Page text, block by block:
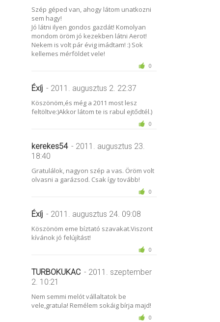
Szép géped van, ahogy látom unatkozni
sem hagy!
Jó látni ilyen gondos gazdát! Komolyan
mondom öröm jó kezekben látni Aerot!
Nekem is volt pár évig imádtam! :) Sok
kellemes mérföldet vele!
0
Éxíj - 2011. augusztus 2. 22:37
Köszönöm,és még a 2011 most lesz
feltöltve:)Akkor látom te is rabul ejtődtél.)
0
kerekes54 - 2011. augusztus 23.
18:40
Gratulálok, nagyon szép a vas. Öröm volt
olvasni a garázsod. Csak így tovább!
0
Éxíj - 2011. augusztus 24. 09:08
Köszönöm eme bíztató szavakat.Viszont
kívánok jó felújítást!
0
TURBOKUKAC - 2011. szeptember
2. 10:21
Nem semmi melót vállaltatok be
vele,gratula! Remélem sokáig bírja majd!
0